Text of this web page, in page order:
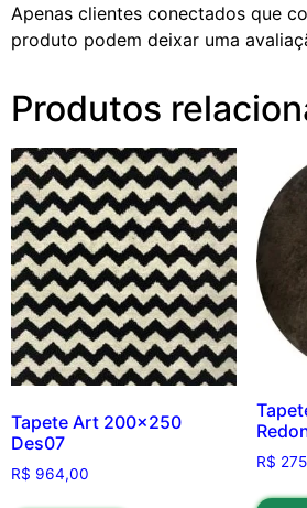
Apenas clientes conectados que
produto podem deixar uma
Produtos
Tapete Art 200×250
Des07
R$ 964,00
R$